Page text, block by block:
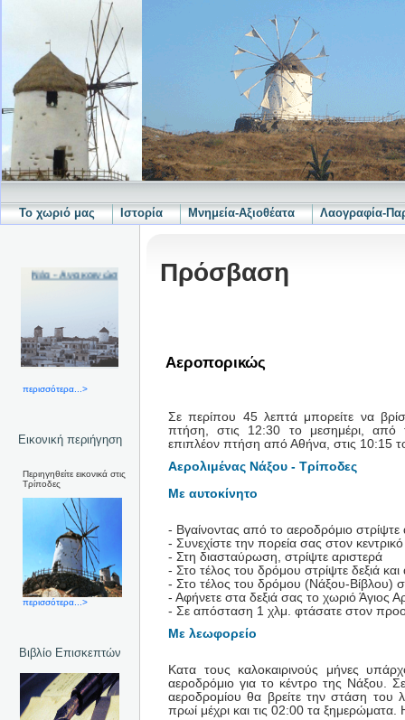
Το χωριό μας Ιστορία Μνημεία-Αξιοθέατα Λαογραφία-
Νέα - Ανακοινώσεις
περισσότερα...>
Εικονική περιήγηση
Περιηγηθείτε εικονικά στις
Τρίποδες
περισσότερα...>
Βιβλίο Επισκεπτών
Πρόσβαση
Αεροπορικώς
Σε περίπου 45 λεπτά μπορείτε να
πτήση, στις 12:30 το μεσημέρι, από
επιπλέον πτήση από Αθήνα, στις 10:15
Αερολιμένας Νάξου - Τρίποδες
Με αυτοκίνητο
- Βγαίνοντας από το αεροδρόμιο στρίψτε
- Συνεχίστε την πορεία σας στον
- Στη διασταύρωση, στρίψτε αριστερά
- Στο τέλος του δρόμου στρίψτε δεξιά
- Στο τέλος του δρόμου (Νάξου-Βίβλου)
- Αφήνετε στα δεξιά σας το χωριό Άγιος
- Σε απόσταση 1 χλμ. φτάσατε στον
Με λεωφορείο
Κατα τους καλοκαιρινούς μήνες
αεροδρόμιο για το κέντρο της Νάξου.
αεροδρομίου θα βρείτε την στάση του
πρωί μέχρι και τις 02:00 τα